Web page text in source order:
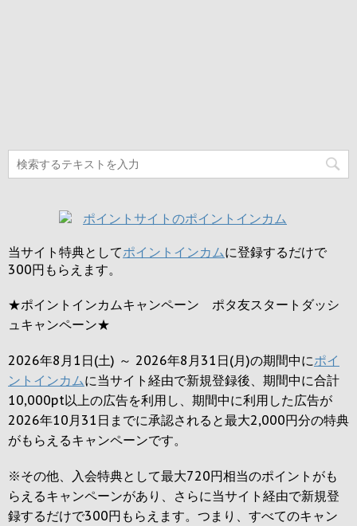
当サイト特典としてポイントインカムに登録するだけで
300円 もらえます。
★ポイントインカムキャンペーン ポタ友スタートダッシ
ュキャンペーン★
2026年8月1日(土) ～ 2026年8月31日(月)の期間中にポイ
ントインカムに当サイト経由で新規登録後、期間中に合計
10,000pt以上の広告を利用し、期間中に利用した広告が
2026年10月31日までに承認されると最大2,000円分の特典
がもらえるキャンペーンです。
※その他、入会特典として最大720円相当のポイントがも
らえるキャンペーンがあり、さらに当サイト経由で新規登
録するだけで300円 もらえます。つまり、すべてのキャン